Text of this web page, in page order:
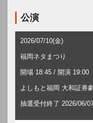
公演
2026/07/10(金)
福岡ネタまつり
開場 18:45 / 開演 19:00
よしもと福岡 大和証券
抽選受付終了 2026/06/